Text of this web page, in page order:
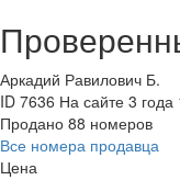
Аркадий Равилович Б.
ID 7636 На сайте 3
Продано 88 номеров
Все номера продавца
Цена